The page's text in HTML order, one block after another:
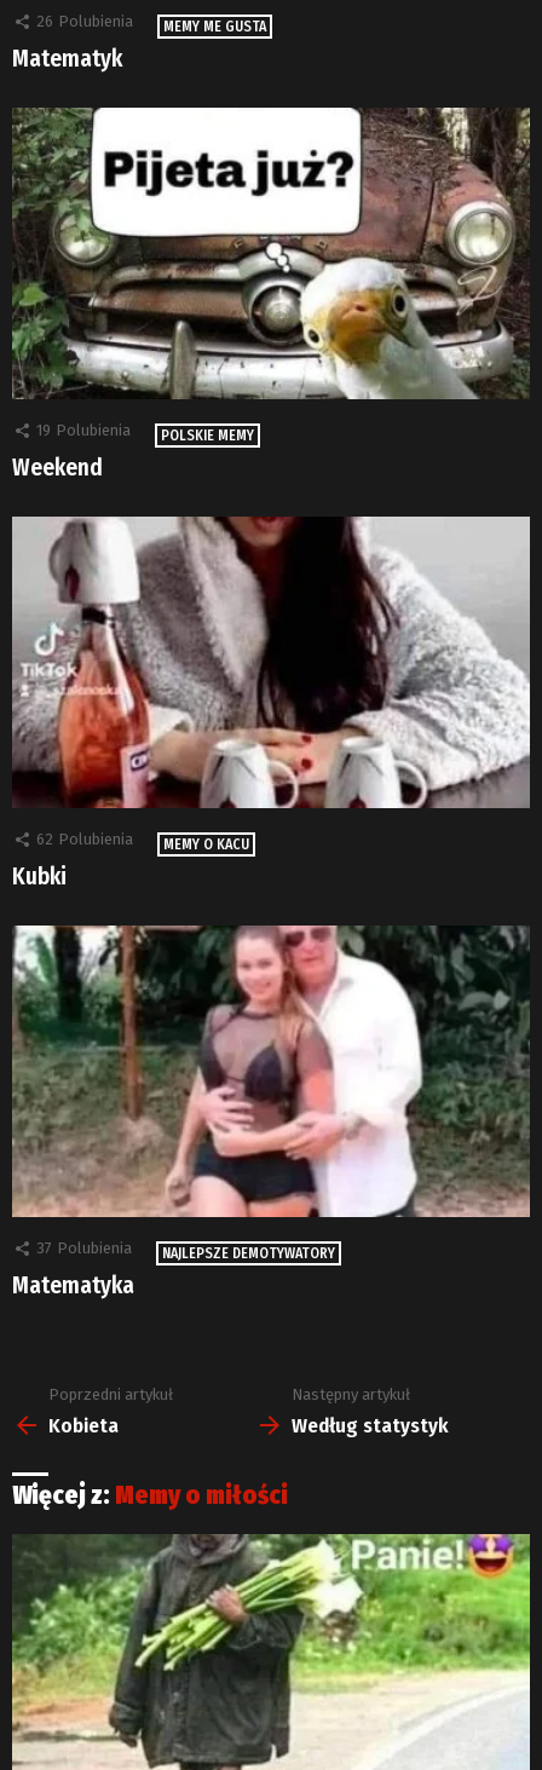
26 Polubienia MEMY ME GUSTA
Matematyk
19 Polubienia POLSKIE MEMY
Weekend
62 Polubienia MEMY O KACU
Kubki
37 Polubienia NAJLEPSZE DEMOTYWATORY
Matematyka
Zobacz
więcej
Poprzedni artykuł
Kobieta
Następny artykuł
Według statystyk
Więcej z: Memy o miłości